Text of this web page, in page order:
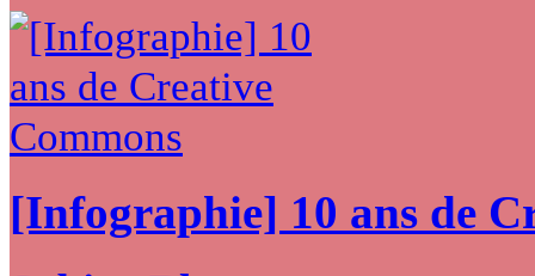
[Infographie] 10 ans de